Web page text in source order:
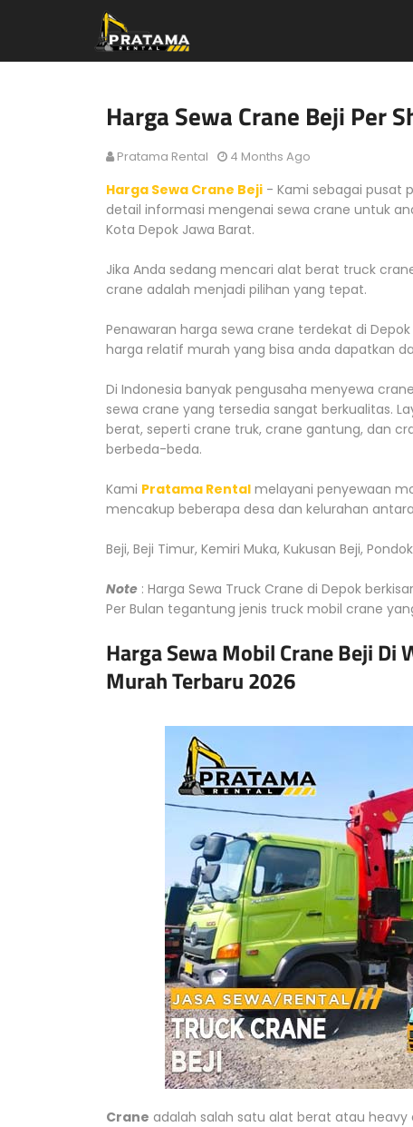
Harga Sewa Crane Beji Per
Pratama Rental 4 Months Ago
Harga Sewa Crane Beji - Kami sebagai pusat
detail informasi mengenai sewa crane untuk
Kota Depok Jawa Barat.
Jika Anda sedang mencari alat berat truck
crane adalah menjadi pilihan yang tepat.
Penawaran harga sewa crane terdekat di
harga relatif murah yang bisa anda dapatkan
Di Indonesia banyak pengusaha menyewa
sewa crane yang tersedia sangat berkualitas.
berat, seperti crane truk, crane gantung, dan
berbeda-beda.
Kami Pratama Rental melayani penyewaan
mencakup beberapa desa dan kelurahan
Beji, Beji Timur, Kemiri Muka, Kukusan Beji,
Note : Harga Sewa Truck Crane di Depok
Per Bulan tegantung jenis truck mobil crane
Harga Sewa Mobil Crane Beji
Murah Terbaru 2026
Crane adalah salah satu alat berat atau